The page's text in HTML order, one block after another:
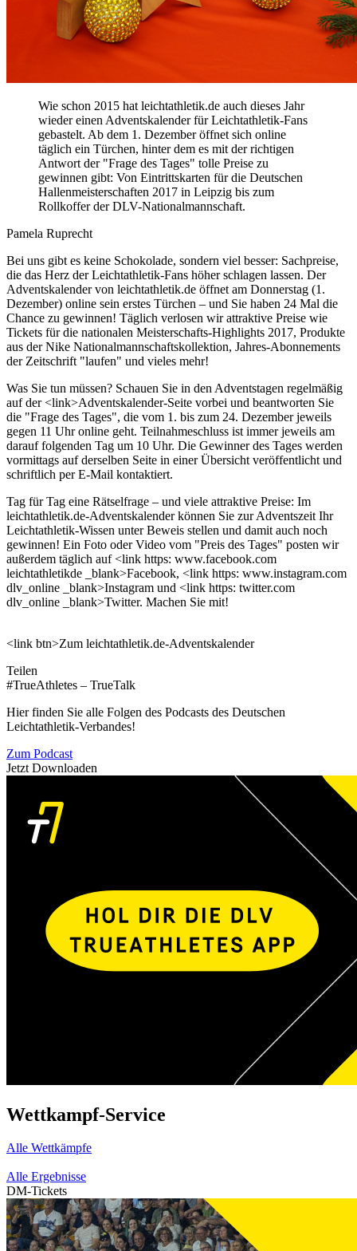
Wie schon 2015 hat leichtathletik.de auch dieses Jahr
wieder einen Adventskalender für Leichtathletik-Fans
gebastelt. Ab dem 1. Dezember öffnet sich online
täglich ein Türchen, hinter dem es mit der richtigen
Antwort der "Frage des Tages" tolle Preise zu
gewinnen gibt: Von Eintrittskarten für die Deutschen
Hallenmeisterschaften 2017 in Leipzig bis zum
Rollkoffer der DLV-Nationalmannschaft.
Pamela Ruprecht
Bei uns gibt es keine Schokolade, sondern viel besser: Sachpreise,
die das Herz der Leichtathletik-Fans höher schlagen lassen. Der
Adventskalender von leichtathletik.de öffnet am Donnerstag (1.
Dezember) online sein erstes Türchen – und Sie haben 24 Mal die
Chance zu gewinnen! Täglich verlosen wir attraktive Preise wie
Tickets für die nationalen Meisterschafts-Highlights 2017, Produkte
aus der Nike Nationalmannschaftskollektion, Jahres-Abonnements
der Zeitschrift "laufen" und vieles mehr!
Was Sie tun müssen? Schauen Sie in den Adventstagen regelmäßig
auf der <link>Adventskalender-Seite vorbei und beantworten Sie
die "Frage des Tages", die vom 1. bis zum 24. Dezember jeweils
gegen 11 Uhr online geht. Teilnahmeschluss ist immer jeweils am
darauf folgenden Tag um 10 Uhr. Die Gewinner des Tages werden
vormittags auf derselben Seite in einer Übersicht veröffentlicht und
schriftlich per E-Mail kontaktiert.
Tag für Tag eine Rätselfrage – und viele attraktive Preise: Im
leichtathletik.de-Adventskalender können Sie zur Adventszeit Ihr
Leichtathletik-Wissen unter Beweis stellen und damit auch noch
gewinnen! Ein Foto oder Video vom "Preis des Tages" posten wir
außerdem täglich auf <link https: www.facebook.com
leichtathletikde _blank>Facebook, <link https: www.instagram.com
dlv_online _blank>Instagram und <link https: twitter.com
dlv_online _blank>Twitter. Machen Sie mit!
<link btn>Zum leichtathletik.de-Adventskalender
Teilen
#TrueAthletes – TrueTalk
Hier finden Sie alle Folgen des Podcasts des Deutschen
Leichtathletik-Verbandes!
Zum Podcast
Jetzt Downloaden
Wettkampf-Service
Alle Wettkämpfe
Alle Ergebnisse
DM-Tickets